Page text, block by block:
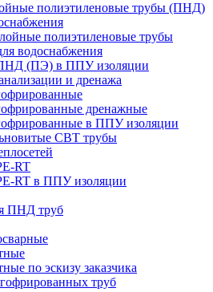
полиэтиленовые трубы (ПНД)
полиэтиленовые трубы
водоснабжения
(ПЭ) в ППУ изоляции
и дренажа
дренажные
в ППУ изоляции
СВТ трубы
RT
RT в ППУ изоляции
ПНД труб
по эскизу заказчика
труб